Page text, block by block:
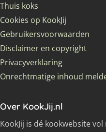
Thuis koks
Cookies op KookJij
Gebruikersvoorwaarden
Disclaimer en copyright
Privacyverklaring
Onrechtmatige inhoud
Over KookJij.nl
KookJij is dé kookwebsite